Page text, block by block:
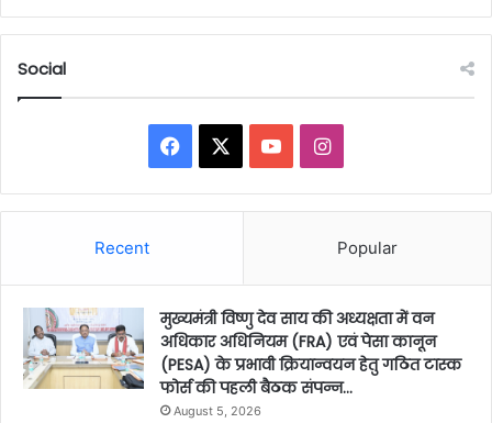
Social
Facebook YouTubeInstagram
Recent Popular
मुख्यमंत्री विष्णु देव साय की अध्यक्षता में वन
अधिकार अधिनियम (FRA) एवं पेसा कानून
(PESA) के प्रभावी क्रियान्वयन हेतु गठित टास्क
फोर्स की पहली बैठक संपन्न…
August 5, 2026